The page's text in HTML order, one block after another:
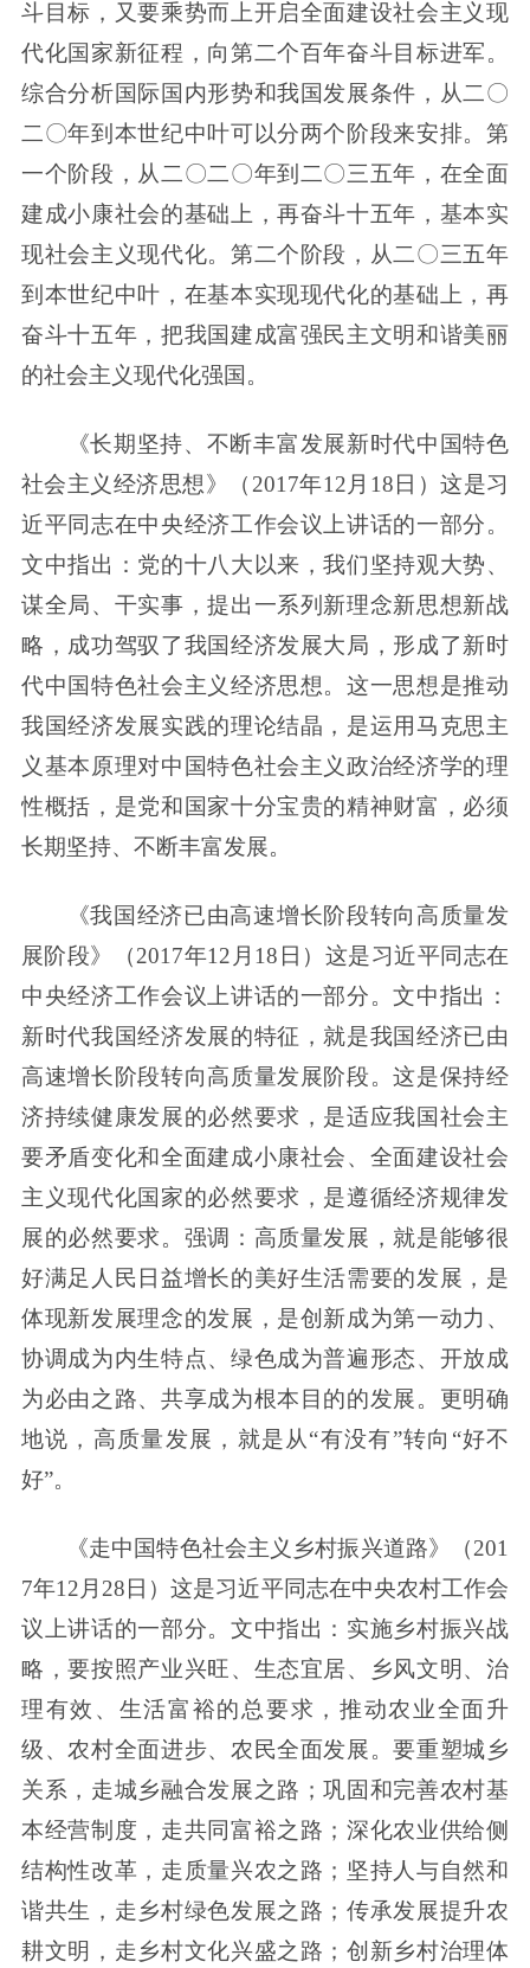
斗目标，又要乘势而上开启全面建设社会主义现
代化国家新征程，向第二个百年奋斗目标进军。
综合分析国际国内形势和我国发展条件，从二〇
二〇年到本世纪中叶可以分两个阶段来安排。第
一个阶段，从二〇二〇年到二〇三五年，在全面
建成小康社会的基础上，再奋斗十五年，基本实
现社会主义现代化。第二个阶段，从二〇三五年
到本世纪中叶，在基本实现现代化的基础上，再
奋斗十五年，把我国建成富强民主文明和谐美丽
的社会主义现代化强国。
《长期坚持、不断丰富发展新时代中国特色
社会主义经济思想》（2017年12月18日）这是习
近平同志在中央经济工作会议上讲话的一部分。
文中指出：党的十八大以来，我们坚持观大势、
谋全局、干实事，提出一系列新理念新思想新战
略，成功驾驭了我国经济发展大局，形成了新时
代中国特色社会主义经济思想。这一思想是推动
我国经济发展实践的理论结晶，是运用马克思主
义基本原理对中国特色社会主义政治经济学的理
性概括，是党和国家十分宝贵的精神财富，必须
长期坚持、不断丰富发展。
《我国经济已由高速增长阶段转向高质量发
展阶段》（2017年12月18日）这是习近平同志在
中央经济工作会议上讲话的一部分。文中指出：
新时代我国经济发展的特征，就是我国经济已由
高速增长阶段转向高质量发展阶段。这是保持经
济持续健康发展的必然要求，是适应我国社会主
要矛盾变化和全面建成小康社会、全面建设社会
主义现代化国家的必然要求，是遵循经济规律发
展的必然要求。强调：高质量发展，就是能够很
好满足人民日益增长的美好生活需要的发展，是
体现新发展理念的发展，是创新成为第一动力、
协调成为内生特点、绿色成为普遍形态、开放成
为必由之路、共享成为根本目的的发展。更明确
地说，高质量发展，就是从“有没有”转向“好不
好”。
《走中国特色社会主义乡村振兴道路》（201
7年12月28日）这是习近平同志在中央农村工作会
议上讲话的一部分。文中指出：实施乡村振兴战
略，要按照产业兴旺、生态宜居、乡风文明、治
理有效、生活富裕的总要求，推动农业全面升
级、农村全面进步、农民全面发展。要重塑城乡
关系，走城乡融合发展之路；巩固和完善农村基
本经营制度，走共同富裕之路；深化农业供给侧
结构性改革，走质量兴农之路；坚持人与自然和
谐共生，走乡村绿色发展之路；传承发展提升农
耕文明，走乡村文化兴盛之路；创新乡村治理体